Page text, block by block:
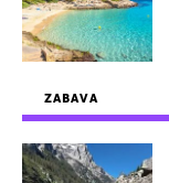
ZABAVA